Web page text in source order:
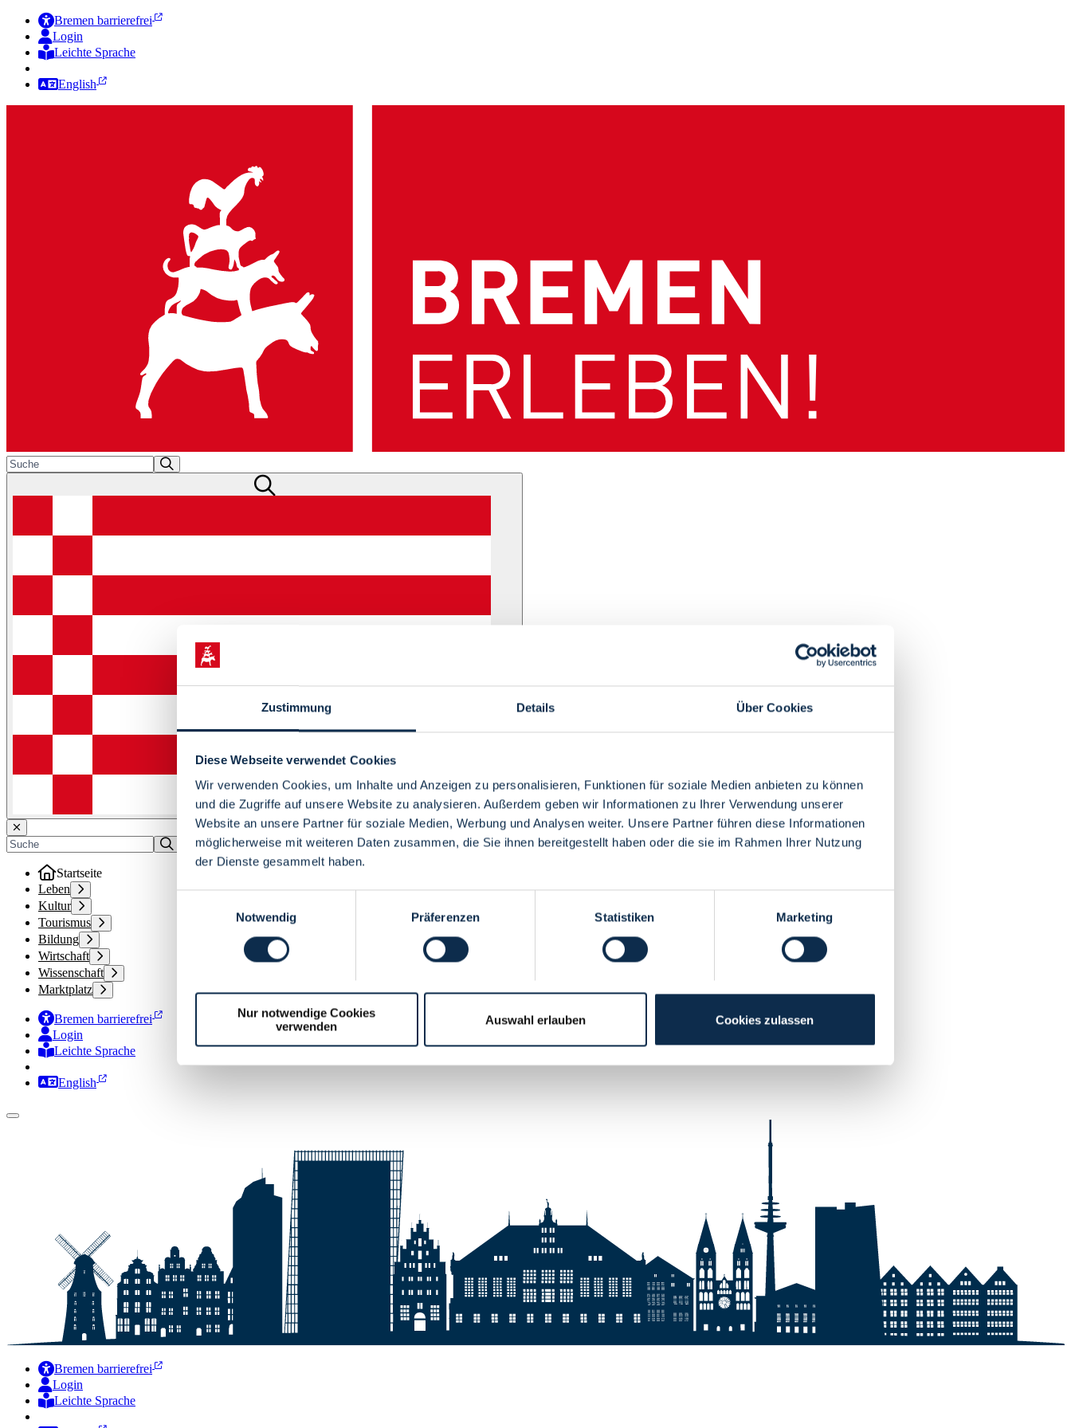
Zustimmung Details Über Cookies
Diese Webseite verwendet Cookies
Wir verwenden Cookies, um Inhalte und Anzeigen zu personalisieren, Funktionen für soziale Medien anbieten zu können
und die Zugriffe auf unsere Website zu analysieren. Außerdem geben wir Informationen zu Ihrer Verwendung unserer
Website an unsere Partner für soziale Medien, Werbung und Analysen weiter. Unsere Partner führen diese Informationen
möglicherweise mit weiteren Daten zusammen, die Sie ihnen bereitgestellt haben oder die sie im Rahmen Ihrer Nutzung
der Dienste gesammelt haben.
Notwendig
Präferenzen Statistiken Marketing
Nur notwendige Cookies
verwenden
Auswahl erlauben Cookies zulassen
Bremen barrierefrei
Login
Leichte Sprache
English
Menü
Startseite
Leben
Kultur
Tourismus
Bildung
Wirtschaft
Wissenschaft
Marktplatz
Bremen barrierefrei
Login
Leichte Sprache
Zur Deutschen Gebärdensprache
English
Bremen barrierefrei
Login
Leichte Sprache